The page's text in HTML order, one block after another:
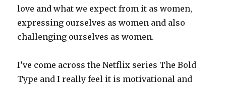
love and what we expect from it as women,
expressing ourselves as women and also
challenging ourselves as women.
I’ve come across the Netflix series The Bold
Type and I really feel it is motivational and